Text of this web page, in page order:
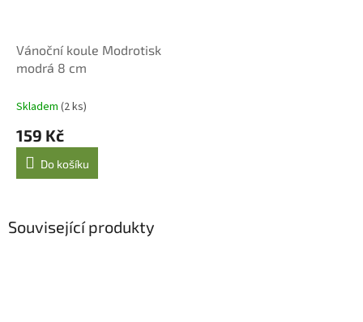
Vánoční koule Modrotisk
modrá 8 cm
Skladem (2 ks)
159 Kč
Do košíku
Související produkty